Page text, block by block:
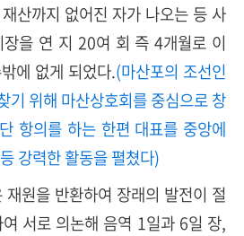
산까지 없어진 자가 나오는 등 사
을 연 지 20여 회 즉 4개월로 이
에 없게 되었다.(마산포의 조선인
기 위해 마산상호회를 중심으로 창
항의를 하는 한편 대표를 중앙에
강력한 활동을 펼쳤다)
원을 반환하여 장래의 발전이 절
서로 의논해 음역 1일과 6일 장,